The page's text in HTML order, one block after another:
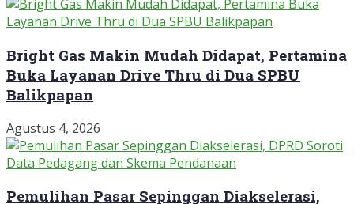
Bright Gas Makin Mudah Didapat, Pertamina
Buka Layanan Drive Thru di Dua SPBU
Balikpapan
Agustus 4, 2026
Pemulihan Pasar Sepinggan Diakselerasi,